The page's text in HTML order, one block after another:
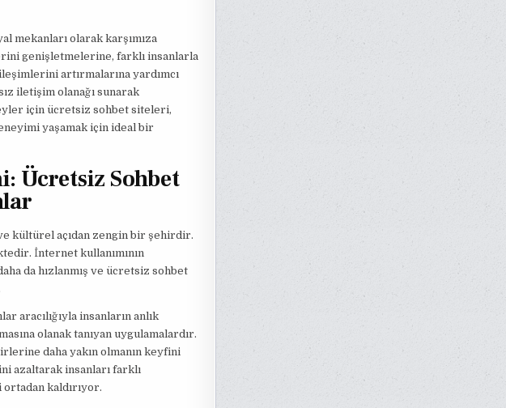
olarak karşımıza
genişletmelerine, farklı insanlarla
artırmalarına yardımcı
iletişim olanağı sunarak
için ücretsiz sohbet siteleri,
yaşamak için ideal bir
Ücretsiz Sohbet
kültürel açıdan zengin bir şehirdir.
İnternet kullanımının
da hızlanmış ve ücretsiz sohbet
insanların anlık
olanak tanıyan uygulamalardır.
daha yakın olmanın keyfini
azaltarak insanları farklı
kaldırıyor.